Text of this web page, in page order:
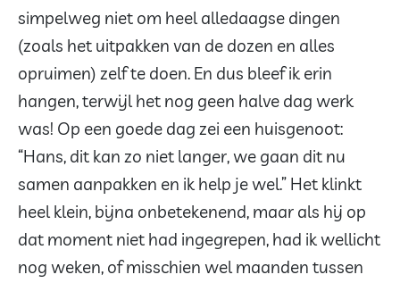
simpelweg niet om heel alledaagse dingen
(zoals het uitpakken van de dozen en alles
opruimen) zelf te doen. En dus bleef ik erin
hangen, terwijl het nog geen halve dag werk
was! Op een goede dag zei een huisgenoot:
“Hans, dit kan zo niet langer, we gaan dit nu
samen aanpakken en ik help je wel.” Het klinkt
heel klein, bijna onbetekenend, maar als hij op
dat moment niet had ingegrepen, had ik wellicht
nog weken, of misschien wel maanden tussen